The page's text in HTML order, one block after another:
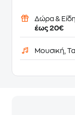
Δώρα &
έως 20€
Μουσική,